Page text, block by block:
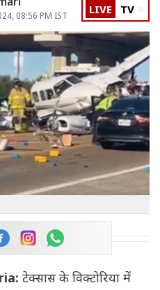
08:56 PM IST LIVE TV
टेक्सास के विक्टोरिया में